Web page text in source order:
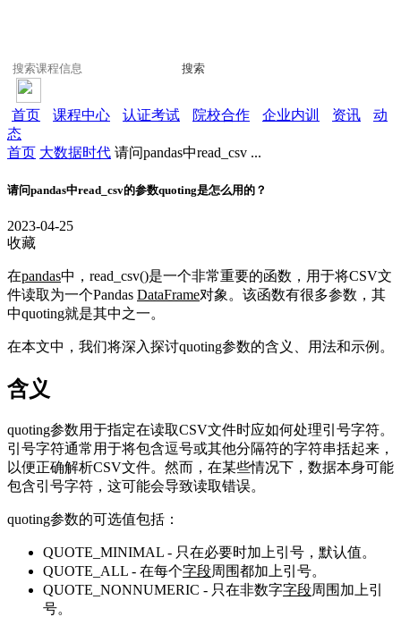
搜索
首页 课程中心 认证考试 院校合作 企业内训 资讯
动
态
首页 大数据时代 请问pandas中read_csv ...
请问pandas中read_csv的参数quoting是怎么用的？
2023-04-25
收藏
在pandas中，read_csv()是一个非常重要的函数，用于将CSV文
件读取为一个Pandas DataFrame对象。该函数有很多参数，其
中quoting就是其中之一。
在本文中，我们将深入探讨quoting参数的含义、用法和示例。
含义
quoting参数用于指定在读取CSV文件时应如何处理引号字符。
引号字符通常用于将包含逗号或其他分隔符的字符串括起来，
以便正确解析CSV文件。然而，在某些情况下，数据本身可能
包含引号字符，这可能会导致读取错误。
quoting参数的可选值包括：
QUOTE_MINIMAL - 只在必要时加上引号，默认值。
QUOTE_ALL - 在每个字段周围都加上引号。
QUOTE_NONNUMERIC - 只在非数字字段周围加上引
号。